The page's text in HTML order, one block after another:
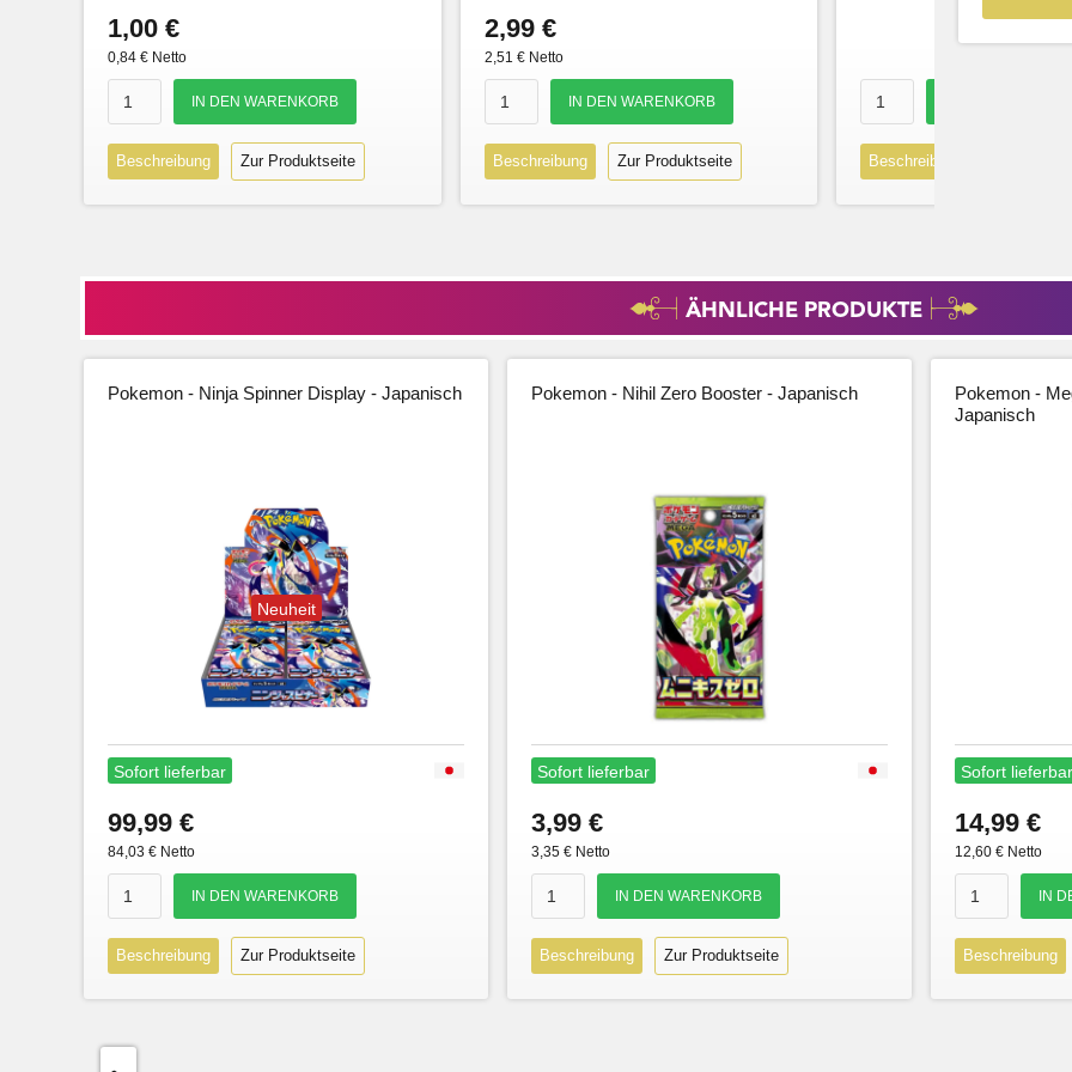
1,00 €
0,84 € Netto
Beschreibung Zur Produktseite
2,99 €
2,51 € Netto
Beschreibung Zur Produktseite Beschreibung
ÄHNLICHE PRODUKTE
Pokemon - Ninja Spinner Display - Japanisch
Neuheit
Sofort lieferbar
99,99 €
84,03 € Netto
Beschreibung Zur Produktseite
Pokemon - Nihil Zero Booster - Japanisch
Sofort lieferbar
3,99 €
3,35 € Netto
Beschreibung Zur Produktseite
Pokemon -
Japanisch
Sofort lieferbar
14,99 €
12,60 € Netto
Beschreibung